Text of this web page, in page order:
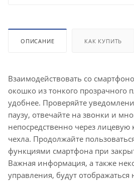
ОПИСАНИЕ КАК КУПИТЬ
Взаимодействовать со
окошко из тонкого прозрачного
удобнее. Проверяйте
паузу, отвечайте на звонки и
непосредственно через
чехла. Продолжайте
функциями смартфона при
Важная информация, а также
управления, будут отображаться